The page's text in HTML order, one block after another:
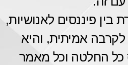
בין פיננסים לאנושיות,
לקרבה אמיתית, והיא
כל החלטה וכל מאמר